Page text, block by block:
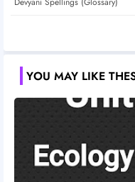
YOU MAY LIKE